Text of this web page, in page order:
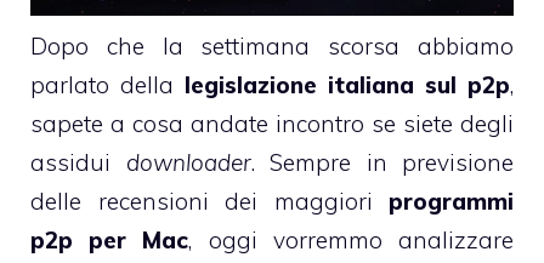
Dopo che la settimana scorsa abbiamo
parlato della legislazione italiana sul p2p,
sapete a cosa andate incontro se siete degli
assidui downloader. Sempre in previsione
delle recensioni dei maggiori programmi
p2p per Mac, oggi vorremmo analizzare